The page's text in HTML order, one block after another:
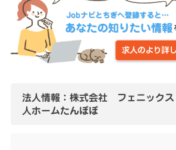
法人情報：株式会社 フェニック
人ホームたんぽぽ